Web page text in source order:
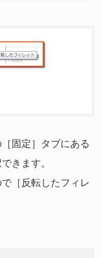
固定］タブにある
きます。
［反転したフィレ